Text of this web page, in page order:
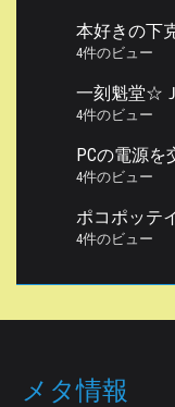
本好きの下
4件のビュー
一刻魁堂☆
4件のビュー
PCの電源を
4件のビュー
ポコポッテ
4件のビュー
メタ情報